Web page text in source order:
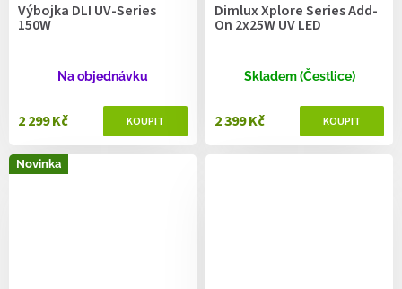
Výbojka DLI UV-Series
150W
Na objednávku
2 299 Kč
Dimlux Xplore Series Add-
On 2x25W UV LED
Skladem (Čestlice)
2 399 Kč
Novinka